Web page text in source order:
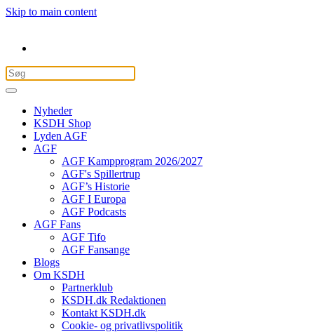
Skip to main content
Nyheder
KSDH Shop
Lyden AGF
AGF
AGF Kampprogram 2026/2027
AGF's Spillertrup
AGF’s Historie
AGF I Europa
AGF Podcasts
AGF Fans
AGF Tifo
AGF Fansange
Blogs
Om KSDH
Partnerklub
KSDH.dk Redaktionen
Kontakt KSDH.dk
Cookie- og privatlivspolitik